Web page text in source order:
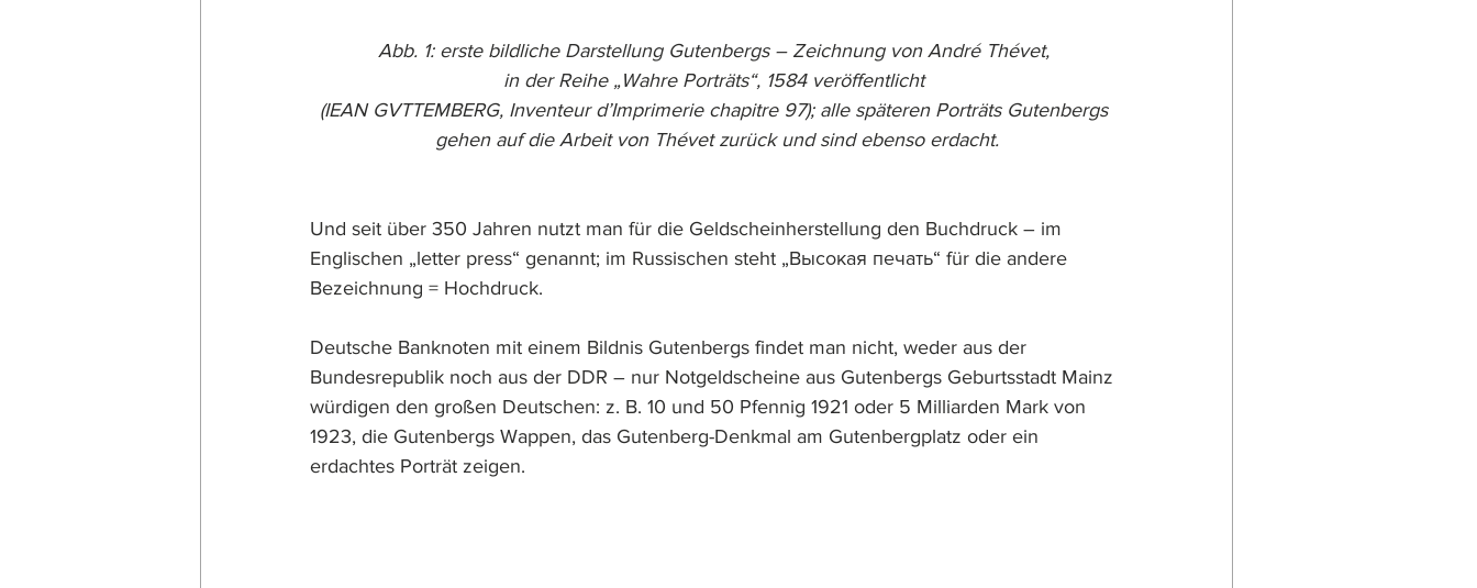
Abb. 1: erste bildliche Darstellung Gutenbergs – Zeichnung von André Thévet,
in der Reihe „Wahre Porträts“, 1584 veröffentlicht
(IEAN GVTTEMBERG, Inventeur dʼImprimerie chapitre 97); alle späteren Porträts Gutenbergs
gehen auf die Arbeit von Thévet zurück und sind ebenso erdacht.
Und seit über 350 Jahren nutzt man für die Geldscheinherstellung den Buchdruck – im
Englischen „letter press“ genannt; im Russischen steht „Высокая печать“ für die andere
Bezeichnung = Hochdruck.
Deutsche Banknoten mit einem Bildnis Gutenbergs findet man nicht, weder aus der
Bundesrepublik noch aus der DDR – nur Notgeldscheine aus Gutenbergs Geburtsstadt Mainz
würdigen den großen Deutschen: z. B. 10 und 50 Pfennig 1921 oder 5 Milliarden Mark von
1923, die Gutenbergs Wappen, das Gutenberg-Denkmal am Gutenbergplatz oder ein
erdachtes Porträt zeigen.